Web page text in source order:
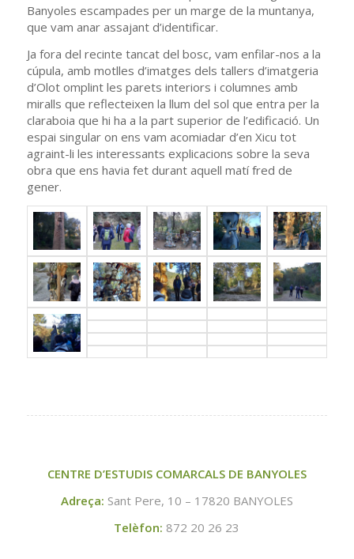
Banyoles escampades per un marge de la muntanya,
que vam anar assajant d’identificar.
Ja fora del recinte tancat del bosc, vam enfilar-nos a la
cúpula, amb motlles d’imatges dels tallers d’imatgeria
d’Olot omplint les parets interiors i columnes amb
miralls que reflecteixen la llum del sol que entra per la
claraboia que hi ha a la part superior de l’edificació. Un
espai singular on ens vam acomiadar d’en Xicu tot
agraint-li les interessants explicacions sobre la seva
obra que ens havia fet durant aquell matí fred de
gener.
CENTRE D’ESTUDIS COMARCALS DE BANYOLES
Adreça: Sant Pere, 10 – 17820 BANYOLES
Telèfon: 872 20 26 23